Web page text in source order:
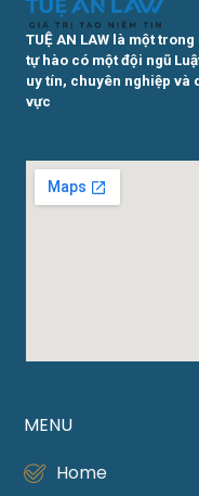
TUỆ AN LAW là một
tự hào có một đội ngũ
uy tín, chuyên nghiệp và
vực
MENU
Home